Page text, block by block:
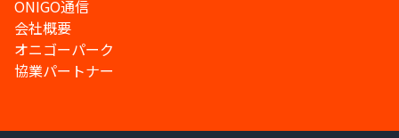
ONIGO通信
会社概要
オニゴーパーク
協業パートナー